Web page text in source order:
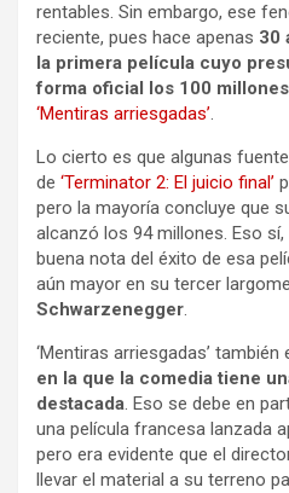
rentables. Sin embargo, ese
reciente, pues hace apenas 30
la primera película cuyo
forma oficial los 100
‘Mentiras arriesgadas’.
Lo cierto es que algunas
de ‘Terminator 2: El juicio final’
pero la mayoría concluye que
alcanzó los 94 millones. Eso sí,
buena nota del éxito de esa
aún mayor en su tercer
Schwarzenegger.
‘Mentiras arriesgadas’ también
en la que la comedia tiene
destacada. Eso se debe en
una película francesa lanzada
pero era evidente que el
llevar el material a su terreno